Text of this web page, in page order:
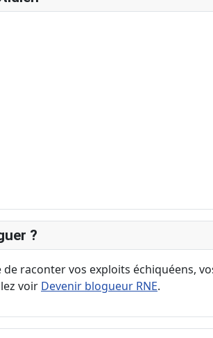
?
de raconter vos exploits échiquéens,
voir Devenir blogueur RNE.